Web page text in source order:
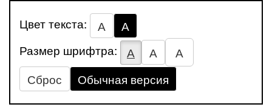
Цвет текста: А
А
Размер шрифтра:
А А
А
Сброс
Обычная версия